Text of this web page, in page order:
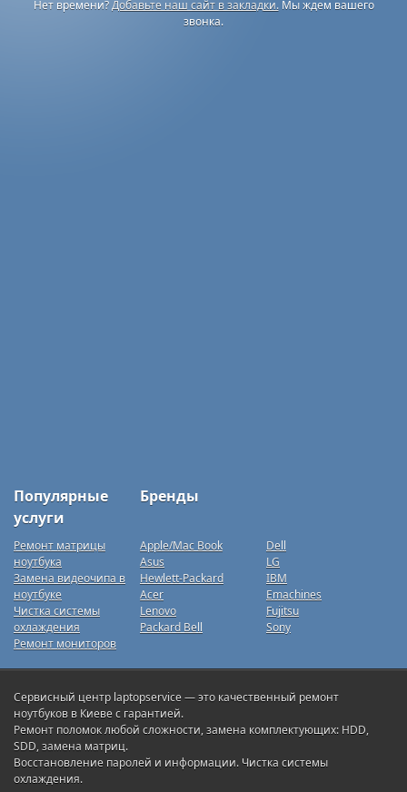
Нет времени?Добавьте наш сайт в закладки.Мы ждем вашего
звонка.
Популярные
услуги
Бренды
Ремонт матрицы
ноутбука
Замена видеочипа в
ноутбуке
Чистка системы
охлаждения
Ремонт мониторов
Apple/Mac Book
Asus
Hewlett-Packard
Acer
Lenovo
Packard Bell
Dell
LG
IBM
Emachines
Fujitsu
Sony
Сервисный центр laptopservice — это качественный ремонт
ноутбуков в Киеве с гарантией.
Ремонт поломок любой сложности, замена комплектующих: HDD,
SDD, замена матриц.
Восстановление паролей и информации. Чистка системы
охлаждения.